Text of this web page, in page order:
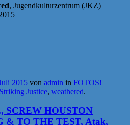
, Jugendkulturzentrum (JKZ)
2015 von admin in FOTOS!
Striking Justice, weathered.
SCREW HOUSTON
& TO THE TEST, Atak,